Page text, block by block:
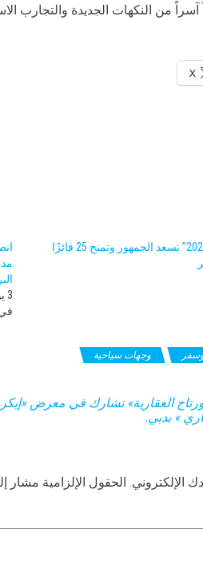
من النكهات الجديدة والتجارب
X
“عروض صيف الشارقة 2024” تسعد الجمهور وتمنح 25 فائزًا
3 يونيو، 2024
وجهات سياحية
العقارية» تشارك في معرض
» بدبي.
الإلكتروني. الحقول الإلزامية مشار